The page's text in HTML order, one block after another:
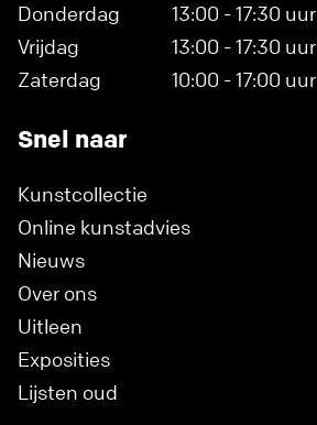
Donderdag
13:00 - 17:30 uur
Vrijdag
13:00 - 17:30 uur
Zaterdag
10:00 - 17:00 uur
Snel naar
Kunstcollectie
Online kunstadvies
Nieuws
Over ons
Uitleen
Exposities
Lijsten oud